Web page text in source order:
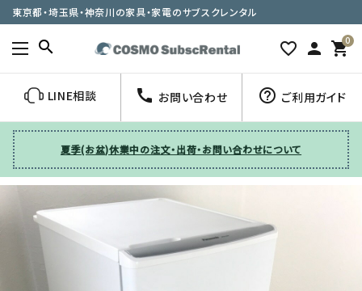
東京都・埼玉県・神奈川の家具・家電のサブスクレンタル
search favorite_border person 0
shopping_cart
LINE相談 call お問い合わせ help_outline ご利用ガイド
夏季(お盆)休業中の注文・出荷・お問い合わせについて